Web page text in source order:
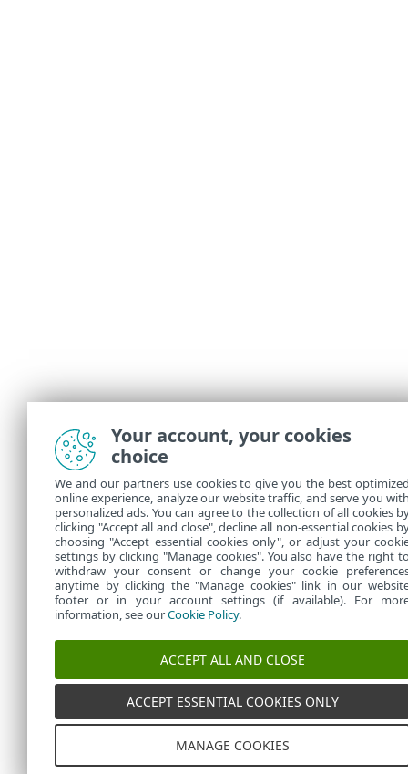
Your account, your cookies
choice
We and our partners use cookies to give you the best
online experience, analyze our website traffic, and serve you
personalized ads. You can agree to the collection of all cookies
clicking "Accept all and close", decline all non-essential cookies
choosing "Accept essential cookies only", or adjust your
settings by clicking "Manage cookies". You also have the right
withdraw your consent or change your cookie
anytime by clicking the "Manage cookies" link in our
footer or in your account settings (if available). For
information, see ourCookie Policy.
ACCEPT ALL AND CLOSE
ACCEPT ESSENTIAL COOKIES ONLY
MANAGE COOKIES